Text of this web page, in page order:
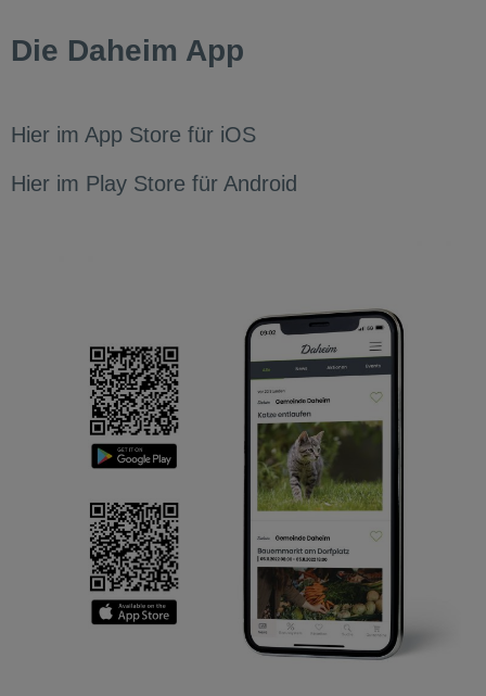
Die Daheim App
Hier im App Store für iOS
Hier im Play Store für Android